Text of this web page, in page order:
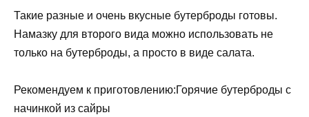
Такие разные и очень вкусные бутерброды готовы.
Намазку для второго вида можно использовать не
только на бутерброды, а просто в виде салата.
Рекомендуем к приготовлению:Горячие бутерброды с
начинкой из сайры